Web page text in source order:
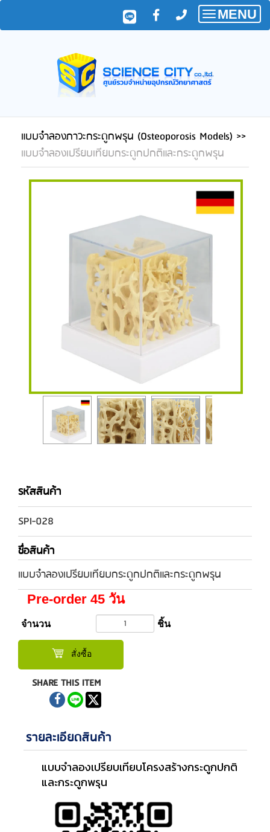
Toggle
MENU
แบบจำลองภาวะกระดูกพรุน (Osteoporosis Models) >>
แบบจำลองเปรียบเทียบกระดูกปกติและกระดูกพรุน
รหัสสินค้า
SPI-028
ชื่อสินค้า
แบบจำลองเปรียบเทียบกระดูกปกติและกระดูกพรุน
Pre-order 45 วัน
จำนวน ชิ้น
สั่งซื้อ
SHARE THIS ITEM
รายละเอียดสินค้า
แบบจำลองเปรียบเทียบโครงสร้างกระดูกปกติ
และกระดูกพรุน